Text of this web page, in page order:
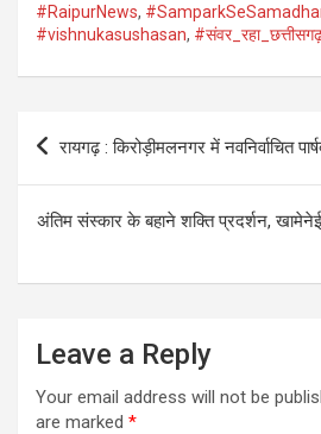
#RaipurNews,
#vishnukasushasan,
Post
navigation
रायगढ़ : किरोड़ीमलनगर में नवनिर्वाचित
अंतिम संस्कार के बहाने शक्ति प्रदर्शन,
Leave a Reply
Your email address will not be
are marked *